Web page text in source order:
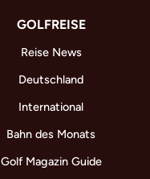
GOLFREISE
Reise News
Deutschland
International
Bahn des Monats
Golf Magazin Guide